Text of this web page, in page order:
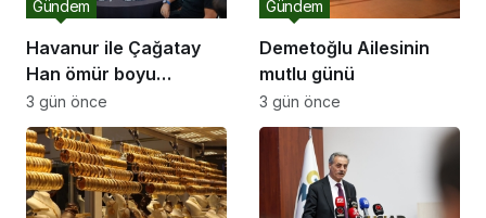
Havanur ile Çağatay
Han ömür boyu
mutluluğa “Evet” dedi
Gündem
3 gün önce
Demetoğlu Ailesinin
mutlu günü
Gündem
3 gün önce